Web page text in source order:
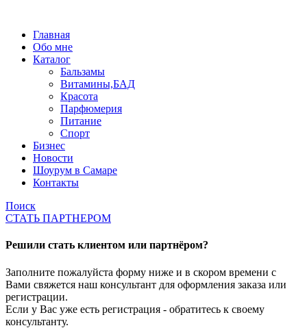
Главная
Обо мне
Каталог
Бальзамы
Витамины,БАД
Красота
Парфюмерия
Питание
Спорт
Бизнес
Новости
Шоурум в Самаре
Контакты
Поиск
СТАТЬ ПАРТНЕРОМ
Решили стать клиентом или партнёром?
Заполните пожалуйста форму ниже и в скором времени с
Вами свяжется наш консультант для оформления заказа или
регистрации.
Если у Вас уже есть регистрация - обратитесь к своему
консультанту.